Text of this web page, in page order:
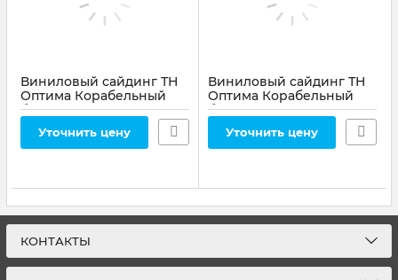
Виниловый сайдинг ТН
Оптима Корабельный
брус, Эдельвейс
Артикул:
Уточнить цену
Виниловый сайдинг ТН
Оптима Корабельный
брус, Вереск
Артикул:
Уточнить цену
КОНТАКТЫ